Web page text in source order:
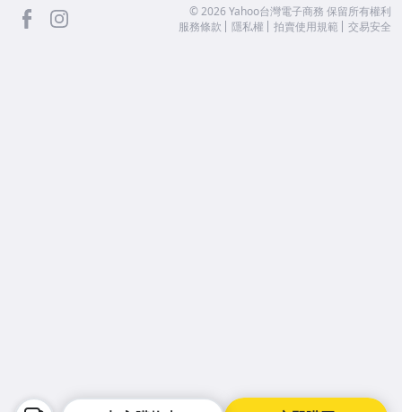
facebook ©2026 Yahoo台灣電子商務 保留所有權利
服務條款
隱私權 拍賣使用規範 交易安全